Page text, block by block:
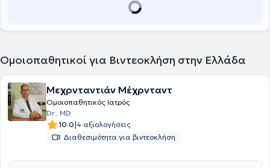
Ομοιοπαθητικοί για Βιντεοκλήση στην Ελλάδα
Μεχρνταντιάν Μέχρνταντ
Ομοιοπαθητικός Ιατρός
Dr., MD
10.0|4 αξιολογήσεις
Διαθεσιμότητα για βιντεοκλήση